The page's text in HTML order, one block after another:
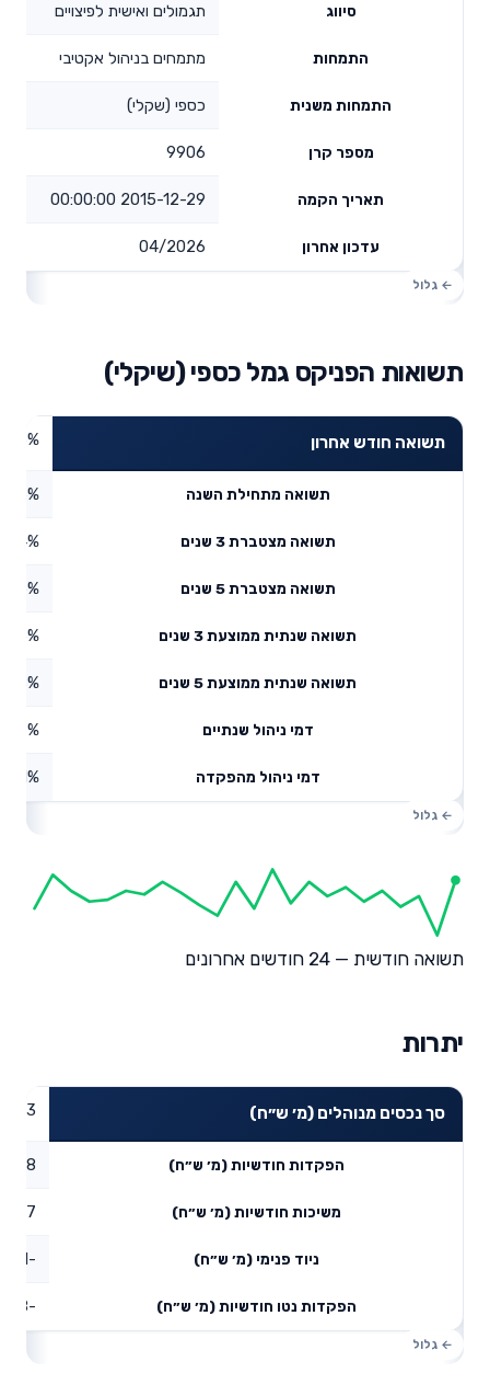
סיווג תגמולים ואישית לפיצויים
התמחות מתמחים בניהול אקטיבי
התמחות משנית כספי (שקלי)
מספר קרן 9906
תאריך הקמה 2015-12-29 00:00:00
עדכון אחרון 04/2026
תשואות הפניקס גמל כספי (שיקלי)
תשואה חודש אחרון
תשואה מתחילת השנה
תשואה מצטברת 3 שנים
תשואה מצטברת 5 שנים
תשואה שנתית ממוצעת 3 שנים
תשואה שנתית ממוצעת 5 שנים
דמי ניהול שנתיים
דמי ניהול מהפקדה
תשואה חודשית — 24 חודשים אחרונים
יתרות
סך נכסים מנוהלים (מ׳ ש״ח)
הפקדות חודשיות (מ׳ ש״ח) 1.8
משיכות חודשיות (מ׳ ש״ח) 0.17
ניוד פנימי (מ׳ ש״ח) -31.11
הפקדות נטו חודשיות (מ׳ ש״ח) -29.48